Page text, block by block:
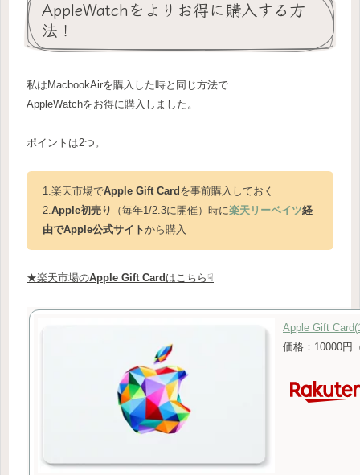
AppleWatchをよりお得に購入する方
法！
私はMacbookAirを購入した時と同じ方法で
AppleWatchをお得に購入しました。
ポイントは2つ。
1.楽天市場でApple Gift Card を事前購入しておく
2. Apple初売り （毎年1/2.3に開催）時に楽天リーベイツ経
由でApple公式サイトから購入
★楽天市場のApple Gift Card はこちら☟
Apple Gift
価格：10000円